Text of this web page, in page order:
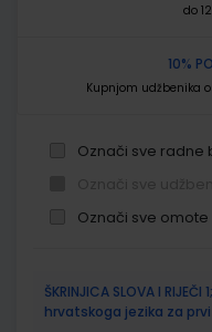
do
10%
Kupnjom udžbenika
Označi sve radne
Označi sve omote
proizvodi
ŠKRINJICA SLOVA I
hrvatskoga jezika za